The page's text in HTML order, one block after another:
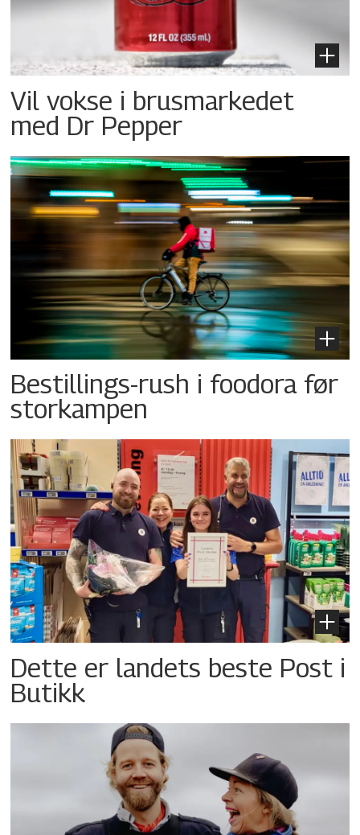
Vil vokse i brusmarkedet
med Dr Pepper
Bestillings-rush i foodora før
storkampen
Dette er landets beste Post i
Butikk